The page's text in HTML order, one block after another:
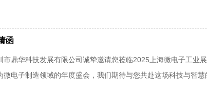
函
市鼎华科技发展有限公司‌诚挚邀请您莅临‌2025上海微电子工业
电子制造领域的年度盛会，我们期待与您共赴这场科技与智